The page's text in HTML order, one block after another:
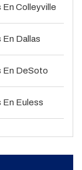
Colleyville
Dallas
En DeSoto
En Euless